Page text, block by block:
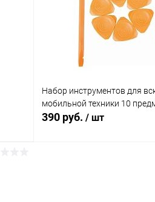
В избранное
Набор инструментов для
мобильной техники 10
390 руб. / шт